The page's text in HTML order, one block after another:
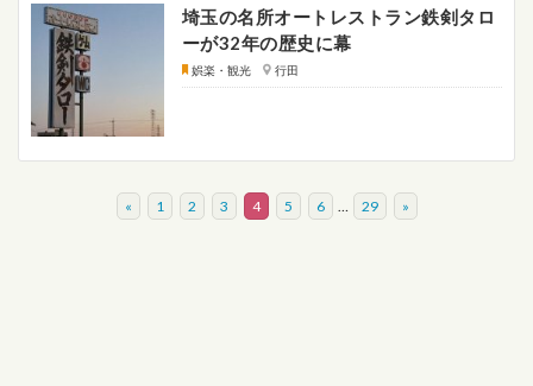
埼玉の名所オートレストラン鉄剣タロ
ーが32年の歴史に幕
娯楽・観光 行田
« 1 2 3 4 5 6 29 »